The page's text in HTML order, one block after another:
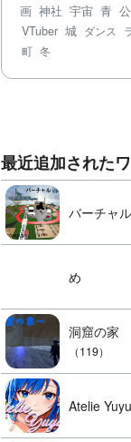
画 神社 宇宙 青
VTuber 城 ダンス
町 冬
最近追加された
バーチャ
め
洞窟の家
（119）
Atelie